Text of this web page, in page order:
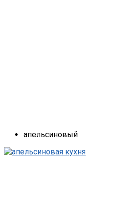
апельсиновый